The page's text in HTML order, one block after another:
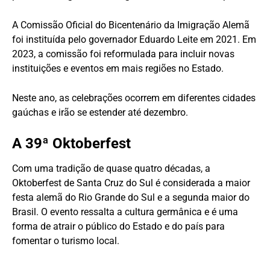
A Comissão Oficial do Bicentenário da Imigração Alemã
foi instituída pelo governador Eduardo Leite em 2021. Em
2023, a comissão foi reformulada para incluir novas
instituições e eventos em mais regiões no Estado.
Neste ano, as celebrações ocorrem em diferentes cidades
gaúchas e irão se estender até dezembro.
A 39ª Oktoberfest
Com uma tradição de quase quatro décadas, a
Oktoberfest de Santa Cruz do Sul é considerada a maior
festa alemã do Rio Grande do Sul e a segunda maior do
Brasil. O evento ressalta a cultura germânica e é uma
forma de atrair o público do Estado e do país para
fomentar o turismo local.